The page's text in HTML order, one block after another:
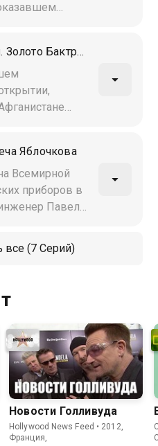
Виктор Сарианиди. Золото Бактрии
с империей
о
сокровищ
Яблочкова
Всемирной
приборов в
Павел
Она
все (7 Серий)
Новости Голливуда
Hollywood News Feed • 2012,
Франция,